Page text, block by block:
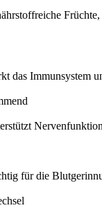
das Immunsystem
für die